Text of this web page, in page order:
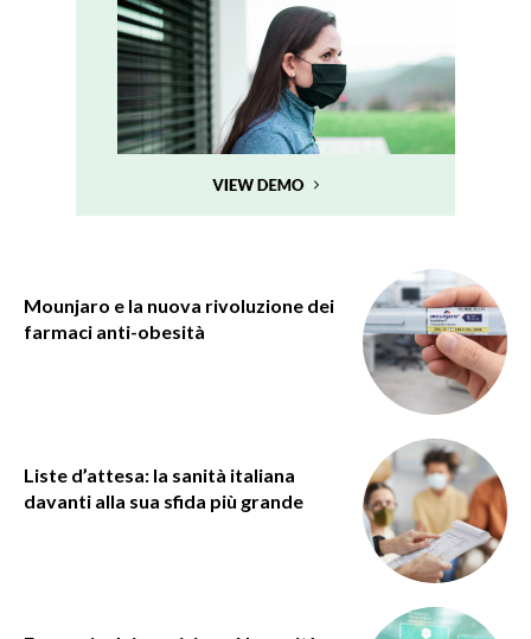
Mounjaro e la nuova rivoluzione dei
farmaci anti-obesità
Liste d’attesa: la sanità italiana
davanti alla sua sfida più grande